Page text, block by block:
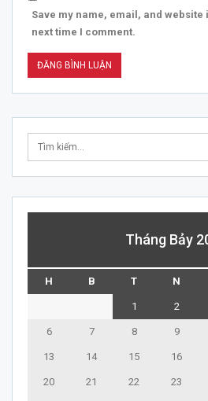
Save my name, email, and
next time I comment.
Tháng Bảy
H B T N
1 2
6 7 8 9
13 14 15 16
20 21 22 23